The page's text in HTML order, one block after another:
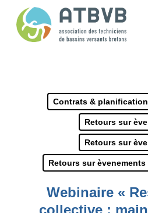
Contrats & planification
Retours sur
Retours sur
Retours sur èvenements
Webinaire «
collective :
Panneau de gestion des cookies